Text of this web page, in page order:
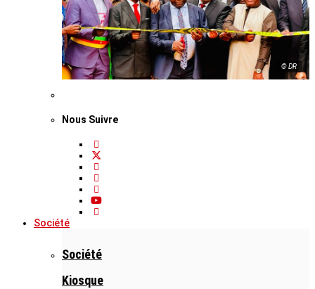
© DR
Nous Suivre
Société
Société
Kiosque